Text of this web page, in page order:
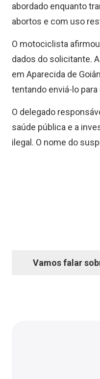
abordado enquanto
abortos e com uso
O motociclista
dados do solicitante.
em Aparecida de
tentando enviá-lo para
O delegado
saúde pública e a
ilegal. O nome do
Vamos falar